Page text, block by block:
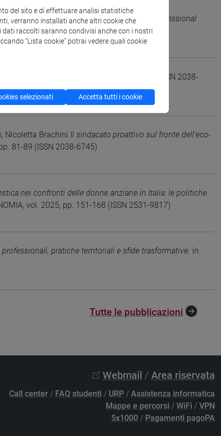
and Environmental Justice Through Professional
E SOCIETÀ REGIONALE, vol. 2, pp. 7-13 (ISSN 2038-
Nicoletta Brachini Il sindacato proattivo sul fronte dell'eco-
81-89 (ISSN 2038-6745)
nei confronti delle donne anziane in Italia: le politiche
vol. 2025, pp. 151-168 (ISSN 2531-9817)
pratiche territoriali e sfide trasformative. in
Tutte le pubblicazioni
Webmail / Area riservata
Call center / FAQ studenti / URP / Assistenza informatica
Mappe e percorsi / WiFi / VPN
5x1000 / Pagamenti pagoPA
del sito e di effettuare analisi statistiche
verranno installati anche altri cookie che
raccolti saranno condivisi anche con i nostri
“Lista cookie” potrai vedere quali cookie
selezionati Accetta tutti i cookie